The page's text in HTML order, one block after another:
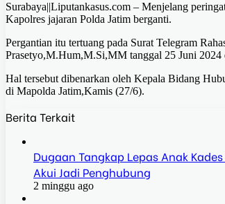
Surabaya||Liputankasus.com – Menjelang
Kapolres jajaran Polda Jatim berganti.
Pergantian itu tertuang pada Surat Telegram
Prasetyo,M.Hum,M.Si,MM tanggal 25 Juni 2024
Hal tersebut dibenarkan oleh Kepala Bidang
di Mapolda Jatim,Kamis (27/6).
Berita Terkait
Dugaan Tangkap Lepas Anak
Akui Jadi Penghubung
2 minggu ago